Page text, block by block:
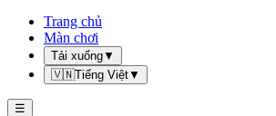
Trang chủ
Màn chơi
Tải xuống▼
🇻🇳Tiếng Việt▼
☰